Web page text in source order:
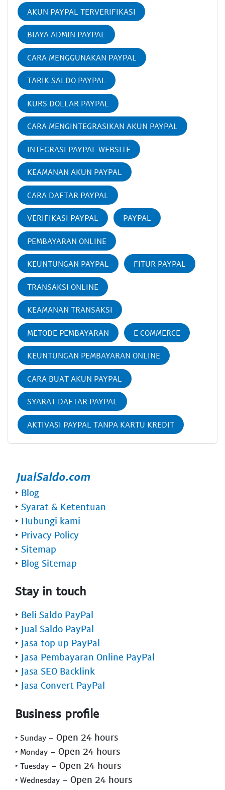
AKUN PAYPAL TERVERIFIKASI
BIAYA ADMIN PAYPAL
CARA MENGGUNAKAN PAYPAL
TARIK SALDO PAYPAL
KURS DOLLAR PAYPAL
CARA MENGINTEGRASIKAN AKUN PAYPAL
INTEGRASI PAYPAL WEBSITE
KEAMANAN AKUN PAYPAL
CARA DAFTAR PAYPAL
VERIFIKASI PAYPAL PAYPAL
PEMBAYARAN ONLINE
KEUNTUNGAN PAYPAL FITUR PAYPAL
TRANSAKSI ONLINE
KEAMANAN TRANSAKSI
METODE PEMBAYARAN E COMMERCE
KEUNTUNGAN PEMBAYARAN ONLINE
CARA BUAT AKUN PAYPAL
SYARAT DAFTAR PAYPAL
AKTIVASI PAYPAL TANPA KARTU KREDIT
‣ Blog
‣ Syarat & Ketentuan
‣ Hubungi kami
‣ Privacy Policy
‣ Sitemap
‣ Blog Sitemap
Stay in touch
‣ Beli Saldo PayPal
‣ Jual Saldo PayPal
‣ Jasa top up PayPal
‣ Jasa Pembayaran Online PayPal
‣ Jasa SEO Backlink
‣ Jasa Convert PayPal
Business profile
‣ Sunday - Open 24 hours
‣ Monday - Open 24 hours
‣ Tuesday - Open 24 hours
‣ Wednesday - Open 24 hours